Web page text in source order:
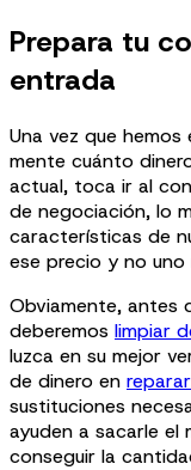
Prepara tu
entrada
Una vez que
mente cuánto
actual, toca ir al
de negociación, lo
características de
ese precio y no uno
Obviamente, antes
deberemos limpiar
luzca en su mejor
de dinero en
sustituciones
ayuden a sacarle
conseguir la